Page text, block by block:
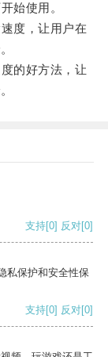
始使用。
度，让用户在
的好方法，让
支持[0] 反对[0]
私保护和安全性保
支持[0] 反对[0]